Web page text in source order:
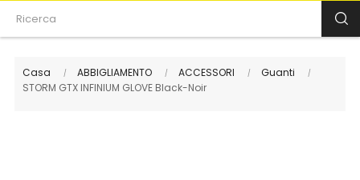
Casa ABBIGLIAMENTO ACCESSORI
Guanti
STORM GTX INFINIUM GLOVE Black-Noir